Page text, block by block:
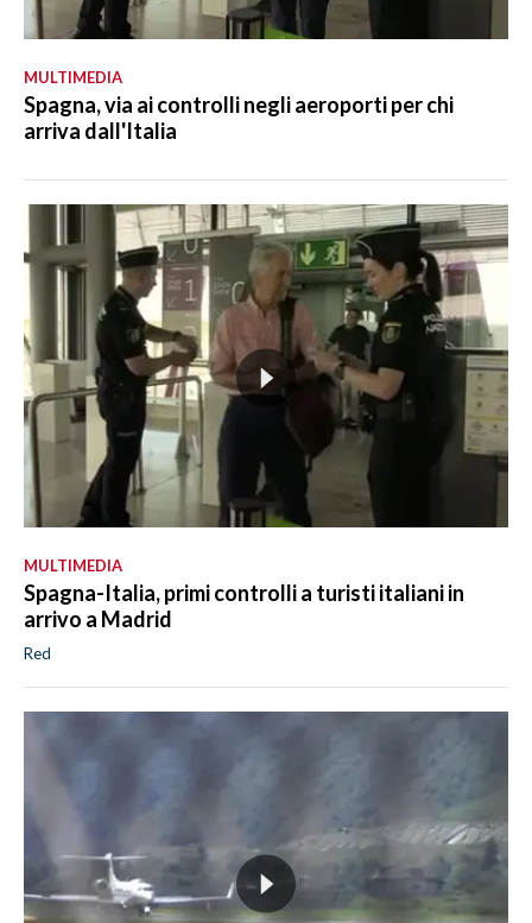
MULTIMEDIA
Spagna, via ai controlli negli aeroporti per chi
arriva dall'Italia
MULTIMEDIA
Spagna-Italia, primi controlli a turisti italiani in
arrivo a Madrid
Red